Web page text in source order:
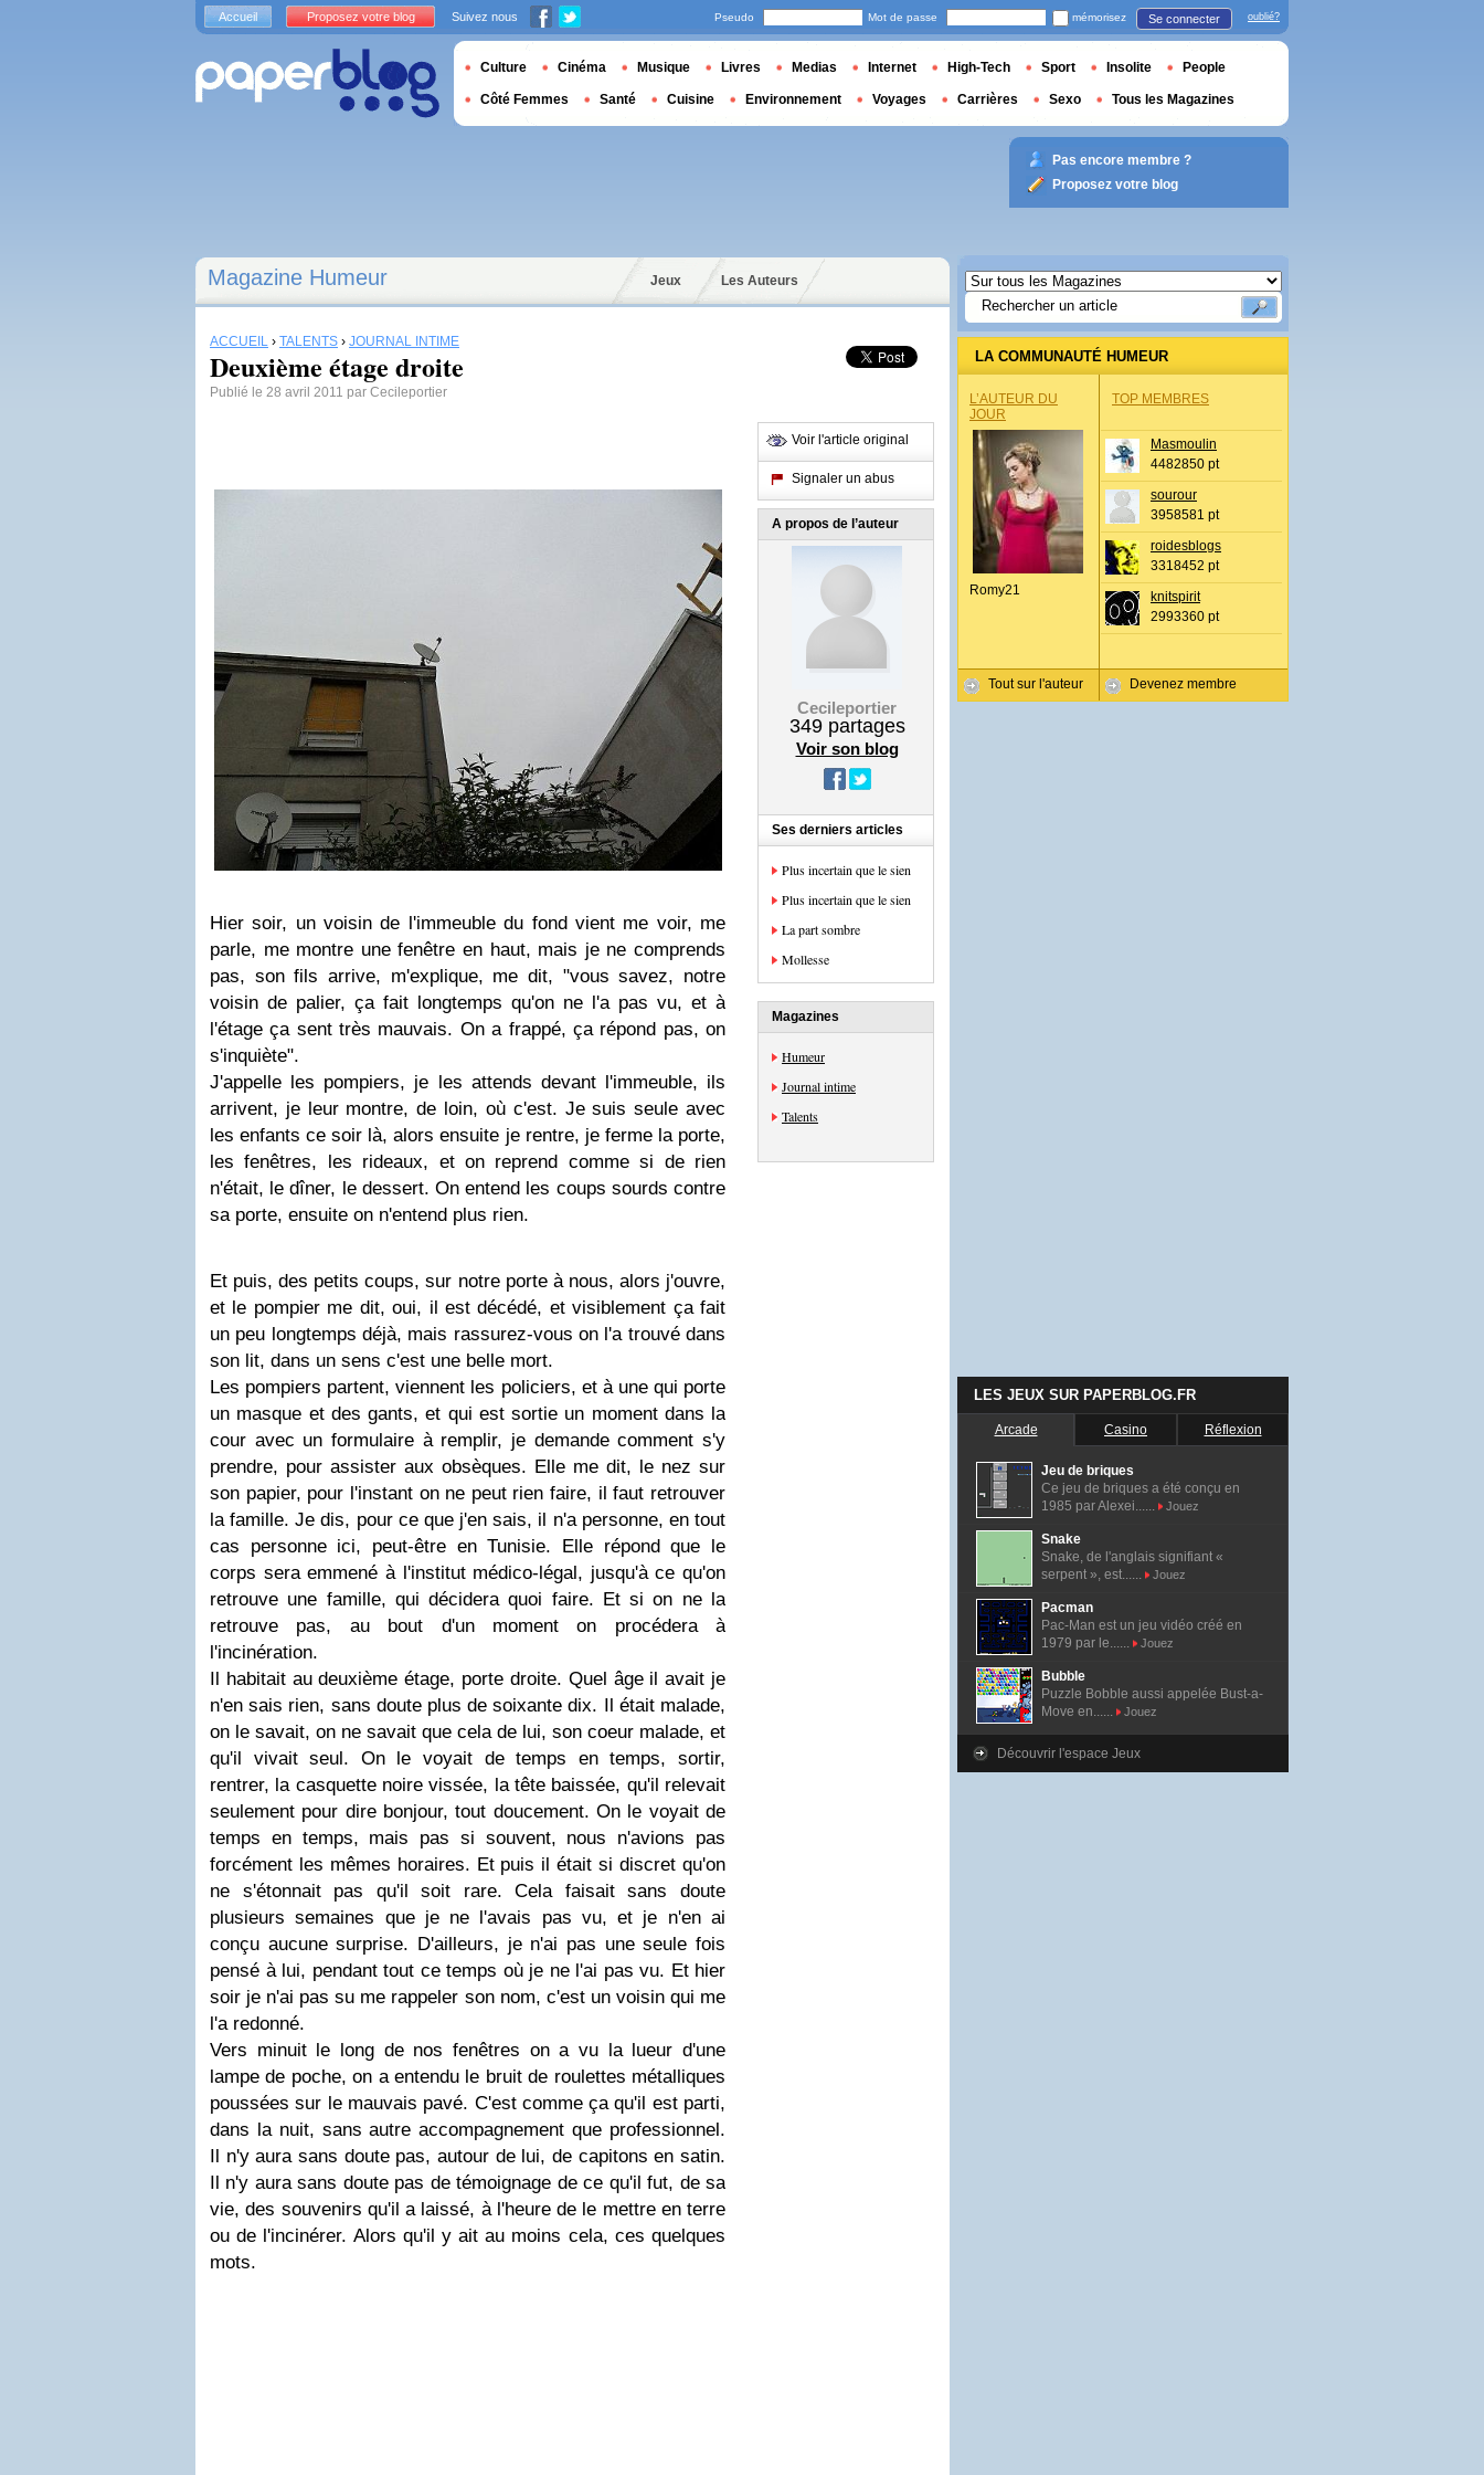
Magazine Humeur Jeux Les Auteurs
ACCUEIL › TALENTS › JOURNAL INTIME
Deuxième étage droite
Publié le 28 avril 2011 par Cecileportier
Hier soir, un voisin de l'immeuble du fond vient me voir, me
parle, me montre une fenêtre en haut, mais je ne comprends
pas, son fils arrive, m'explique, me dit, "vous savez, notre
voisin de palier, ça fait longtemps qu'on ne l'a pas vu, et à
l'étage ça sent très mauvais. On a frappé, ça répond pas, on
s'inquiète".
J'appelle les pompiers, je les attends devant l'immeuble, ils
arrivent, je leur montre, de loin, où c'est. Je suis seule avec
les enfants ce soir là, alors ensuite je rentre, je ferme la porte,
les fenêtres, les rideaux, et on reprend comme si de rien
n'était, le dîner, le dessert. On entend les coups sourds contre
sa porte, ensuite on n'entend plus rien.
Et puis, des petits coups, sur notre porte à nous, alors j'ouvre,
et le pompier me dit, oui, il est décédé, et visiblement ça fait
un peu longtemps déjà, mais rassurez-vous on l'a trouvé dans
son lit, dans un sens c'est une belle mort.
Les pompiers partent, viennent les policiers, et à une qui porte
un masque et des gants, et qui est sortie un moment dans la
cour avec un formulaire à remplir, je demande comment s'y
prendre, pour assister aux obsèques. Elle me dit, le nez sur
son papier, pour l'instant on ne peut rien faire, il faut retrouver
la famille. Je dis, pour ce que j'en sais, il n'a personne, en tout
cas personne ici, peut-être en Tunisie. Elle répond que le
corps sera emmené à l'institut médico-légal, jusqu'à ce qu'on
retrouve une famille, qui décidera quoi faire. Et si on ne la
retrouve pas, au bout d'un moment on procédera à
l'incinération.
Il habitait au deuxième étage, porte droite. Quel âge il avait je
n'en sais rien, sans doute plus de soixante dix. Il était malade,
on le savait, on ne savait que cela de lui, son coeur malade, et
qu'il vivait seul. On le voyait de temps en temps, sortir,
rentrer, la casquette noire vissée, la tête baissée, qu'il relevait
seulement pour dire bonjour, tout doucement. On le voyait de
temps en temps, mais pas si souvent, nous n'avions pas
forcément les mêmes horaires. Et puis il était si discret qu'on
ne s'étonnait pas qu'il soit rare. Cela faisait sans doute
plusieurs semaines que je ne l'avais pas vu, et je n'en ai
conçu aucune surprise. D'ailleurs, je n'ai pas une seule fois
pensé à lui, pendant tout ce temps où je ne l'ai pas vu. Et hier
soir je n'ai pas su me rappeler son nom, c'est un voisin qui me
l'a redonné.
Vers minuit le long de nos fenêtres on a vu la lueur d'une
lampe de poche, on a entendu le bruit de roulettes métalliques
poussées sur le mauvais pavé. C'est comme ça qu'il est parti,
dans la nuit, sans autre accompagnement que professionnel.
Il n'y aura sans doute pas, autour de lui, de capitons en satin.
Il n'y aura sans doute pas de témoignage de ce qu'il fut, de sa
vie, des souvenirs qu'il a laissé, à l'heure de le mettre en terre
ou de l'incinérer. Alors qu'il y ait au moins cela, ces quelques
mots.
Voir l'article original
Signaler un abus
A propos de l’auteur
Cecileportier
349partages
Voir son blog
Ses derniers articles
Plus incertain que le sien
Plus incertain que le sien
La part sombre
Mollesse
Magazines
Humeur
Journal intime
Talents
LA COMMUNAUTÉ HUMEUR
L’AUTEUR DU
JOUR
Romy21
Tout sur l'auteur
TOP MEMBRES
Masmoulin
4482850 pt
sourour
3958581 pt
roidesblogs
3318452 pt
knitspirit
2993360 pt
Devenez membre
LES JEUX SUR PAPERBLOG.FR
Arcade Casino Réflexion
Jeu de briques
Ce jeu de briques a été conçu en
1985 par Alexei......
Jouez
Snake
Snake, de l'anglais signifiant «
serpent », est......
Jouez
Pacman
Pac-Man est un jeu vidéo créé en
1979 par le......
Jouez
Bubble
Puzzle Bobble aussi appelée Bust-a-
Move en......
Jouez
Découvrir l'espace Jeux
Accueil Proposez votre blog Suivez nous Pseudo Mot de passe mémorisez Se connecter oublié?
Culture Cinéma Musique Livres Medias Internet High-Tech Sport Insolite People
Côté Femmes Santé Cuisine Environnement Voyages Carrières Sexo Tous les Magazines
Pas encore membre ?
Proposez votre blog